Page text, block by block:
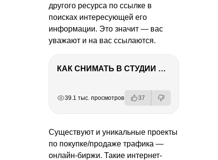
другого ресурса по ссылке в
поисках интересующей его
информации. Это значит — вас
уважают и на вас ссылаются.
КАК СНИМАТЬ В СТУДИИ СО ВСПЫШКАМИ
39.1 тыс. просмотров 37
Существуют и уникальные проекты
по покупке/продаже трафика —
онлайн-биржи. Такие интернет-